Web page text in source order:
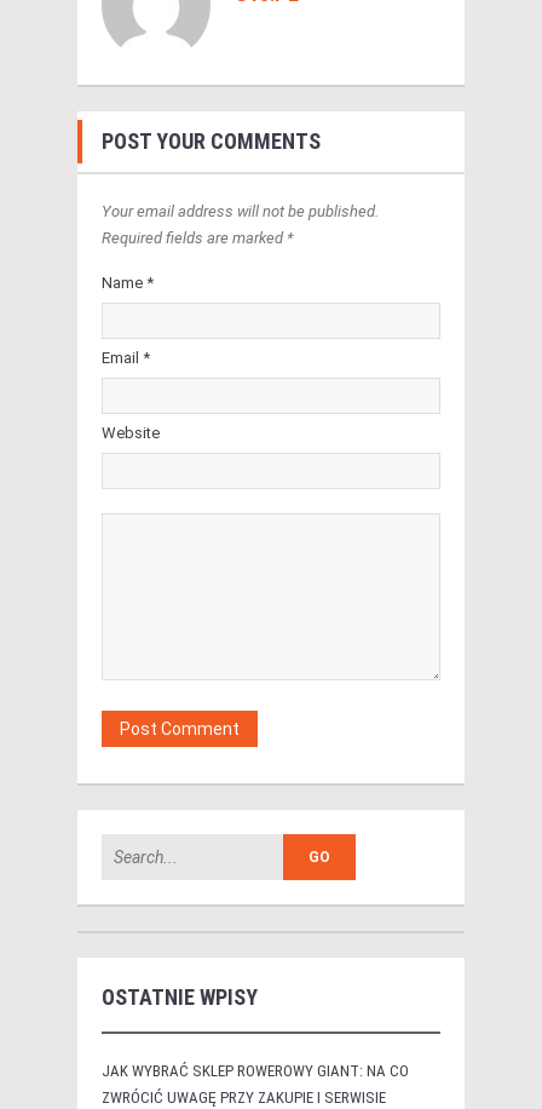
POST YOUR COMMENTS
Your email address will not be published.
Required fields are marked *
Name *
Email *
Website
OSTATNIE WPISY
JAK WYBRAĆ SKLEP ROWEROWY GIANT: NA CO
ZWRÓCIĆ UWAGĘ PRZY ZAKUPIE I SERWISIE